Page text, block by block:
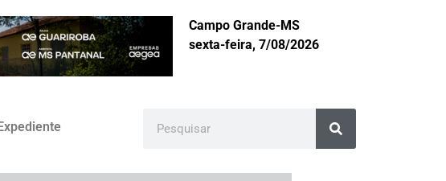
Campo Grande-MS
sexta-feira, 7/08/2026